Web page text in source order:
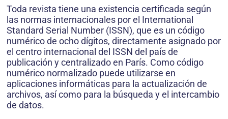
Toda revista tiene una existencia certificada según
las normas internacionales por el International
Standard Serial Number (ISSN), que es un código
numérico de ocho dígitos, directamente asignado por
el centro internacional del ISSN del país de
publicación y centralizado en París. Como código
numérico normalizado puede utilizarse en
aplicaciones informáticas para la actualización de
archivos, así como para la búsqueda y el intercambio
de datos.